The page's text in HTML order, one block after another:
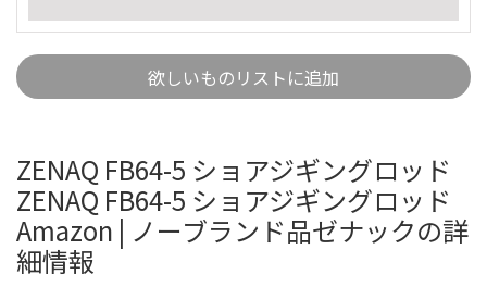
欲しいものリストに追加
ZENAQ FB64-5 ショアジギングロッド
ZENAQ FB64-5 ショアジギングロッド
Amazon | ノーブランド品ゼナックの詳
細情報